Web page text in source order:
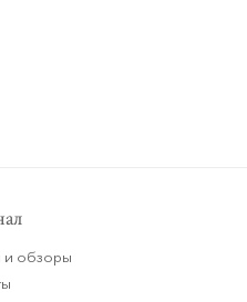
и обзоры